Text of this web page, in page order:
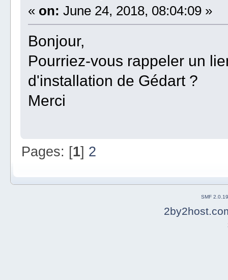
« on: June 24, 2018, 08:04:09 »
Bonjour,
Pourriez-vous rappeler un
d'installation de Gédart ?
Merci
Pages: [1] 2
SMF 2.0.19